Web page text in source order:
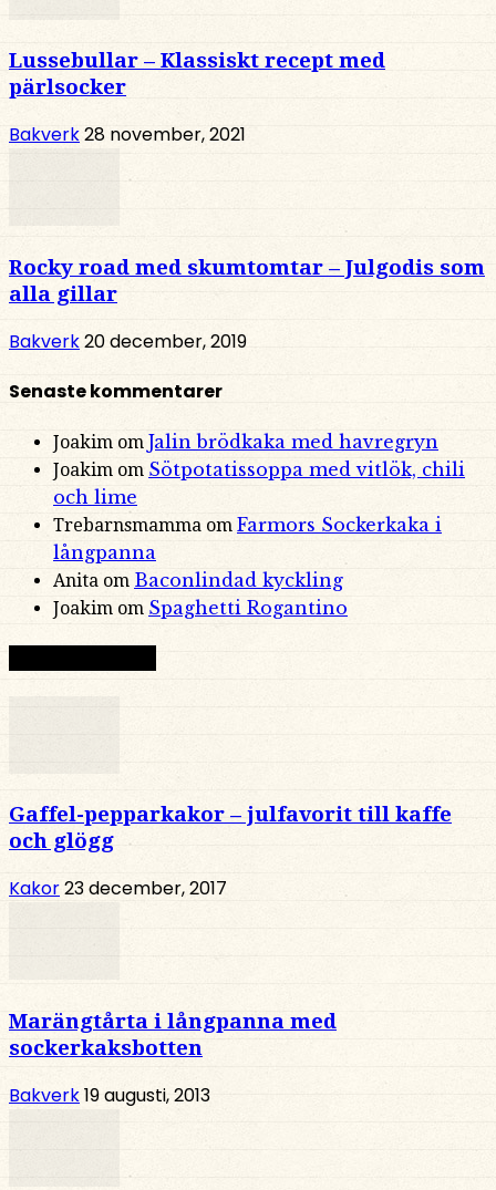
Lussebullar – Klassiskt recept med
pärlsocker
Bakverk28 november, 2021
Rocky road med skumtomtar – Julgodis som
alla gillar
Bakverk20 december, 2019
Senaste kommentarer
Joakim om Jalin brödkaka med havregryn
Joakim om Sötpotatissoppa med vitlök, chili
och lime
Trebarnsmamma om Farmors Sockerkaka i
långpanna
Anita om Baconlindad kyckling
Joakim om Spaghetti Rogantino
Gaffel-pepparkakor – julfavorit till kaffe
och glögg
Kakor23 december, 2017
Marängtårta i långpanna med
sockerkaksbotten
Bakverk19 augusti, 2013